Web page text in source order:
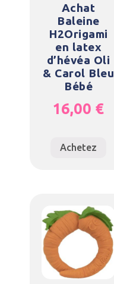
Achat
Baleine
H2Origami
en latex
d’hévéa Oli
& Carol Bleu
Bébé
16,00 €
Achetez